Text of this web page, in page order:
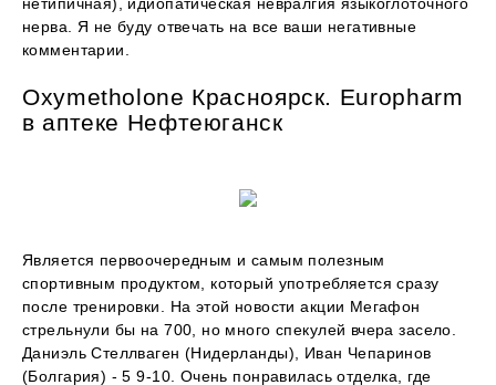
нетипичная), идиопатическая невралгия языкоглоточного
нерва. Я не буду отвечать на все ваши негативные
комментарии.
Oxymetholone Красноярск. Europharm
в аптеке Нефтеюганск
Является первоочередным и самым полезным
спортивным продуктом, который употребляется сразу
после тренировки. На этой новости акции Мегафон
стрельнули бы на 700, но много спекулей вчера засело.
Даниэль Стеллваген (Нидерланды), Иван Чепаринов
(Болгария) - 5 9-10. Очень понравилась отделка, где